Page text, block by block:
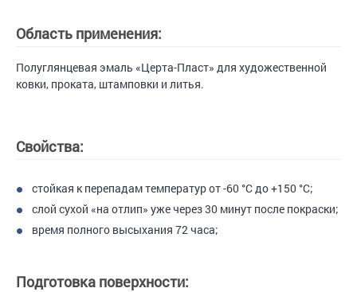
Область применения:
Полуглянцевая эмаль «Церта-Пласт» для художественной
ковки, проката, штамповки и литья.
Свойства:
стойкая к перепадам температур от -60 °С до +150 °С;
слой сухой «на отлип» уже через 30 минут после покраски;
время полного высыхания 72 часа;
Подготовка поверхности: